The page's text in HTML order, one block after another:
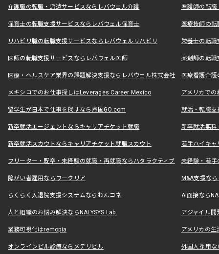
介護職の転職・派遣サービスならレバウェル介護 看護師の転
保育士の転職支援サービスならレバウェル保育士 医療技師の
リハビリ職の転職支援サービスならレバウェルリハビリ 栄養士の転
医師の転職支援サービスならレバウェル医師 薬剤師の転
医療・ヘルスケア業界の課題解決支援ならレバウェル株式会社 医療看護介
メキシコでのお仕事探しはLeverages Career Mexico アメリカで
留学生が日本で仕事を探すなら帰国GO.com 就活・転職
新卒就活エージェントならキャリアチケット就職 新卒就活無料
新卒就活スカウトならキャリアチケット就職スカウト 若手ハイキ
フリーター・既卒・未経験の就職・再就職ならハタラクティブ 未経験・若手
障がい者雇用ならワークリア M&A支援な
らくらく入退院支援システムならわんコネ AI面接なら
人と組織のお悩み解決ならNALYSYS Lab. アジャイル
業務可視化はremopia アメリカの
オンラインピル診療ならメデリピル 外国人採用